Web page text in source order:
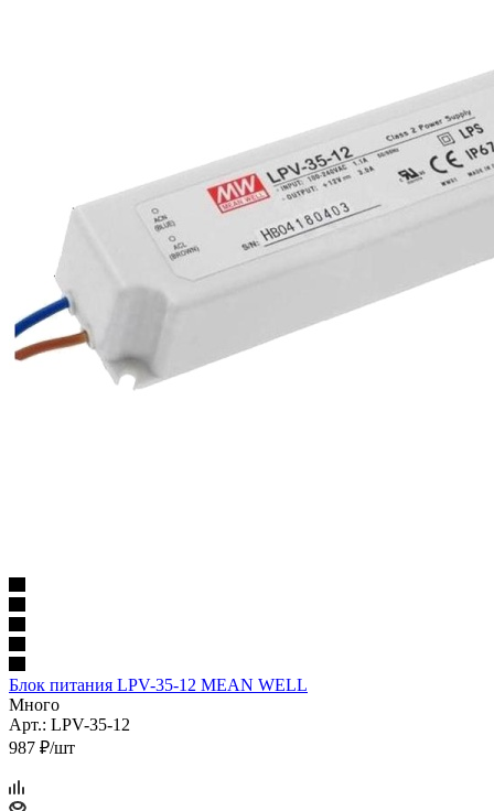
Блок питания LPV-35-12 MEAN WELL
Много
Арт.: LPV-35-12
987 ₽/шт